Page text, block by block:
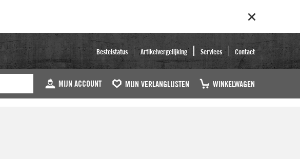
Bestelstatus Artikelvergelijking Services Contact
MIJN ACCOUNT MIJN VERLANGLIJSTEN WINKELWAGEN